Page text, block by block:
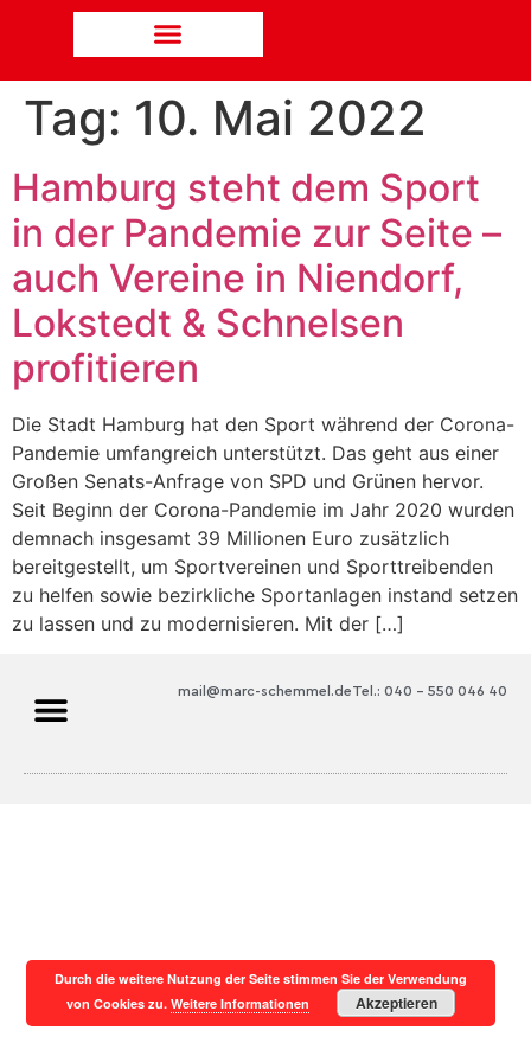
Tag: 10. Mai 2022
Hamburg steht dem Sport
in der Pandemie zur Seite –
auch Vereine in Niendorf,
Lokstedt & Schnelsen
profitieren
Die Stadt Hamburg hat den Sport während der Corona-
Pandemie umfangreich unterstützt. Das geht aus einer
Großen Senats-Anfrage von SPD und Grünen hervor.
Seit Beginn der Corona-Pandemie im Jahr 2020 wurden
demnach insgesamt 39 Millionen Euro zusätzlich
bereitgestellt, um Sportvereinen und Sporttreibenden
zu helfen sowie bezirkliche Sportanlagen instand setzen
zu lassen und zu modernisieren. Mit der […]
Tel.: 040 – 550 046 40
mail@marc-schemmel.de
Durch die weitere Nutzung der Seite stimmen Sie der Verwendung
von Cookies zu.Weitere Informationen Akzeptieren